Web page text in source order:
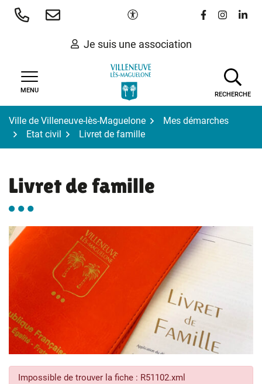
Aller
Paramètres d'accessibilité
Lien vers le
Lien vers
Lien
Je suis une association
MENU
RECHERCHE
Ville de Villeneuve-lès-Maguelone
Mes démarches
Etat civil
Livret de famille
Livret de famille
Impossible de trouver la fiche : R51102.xml